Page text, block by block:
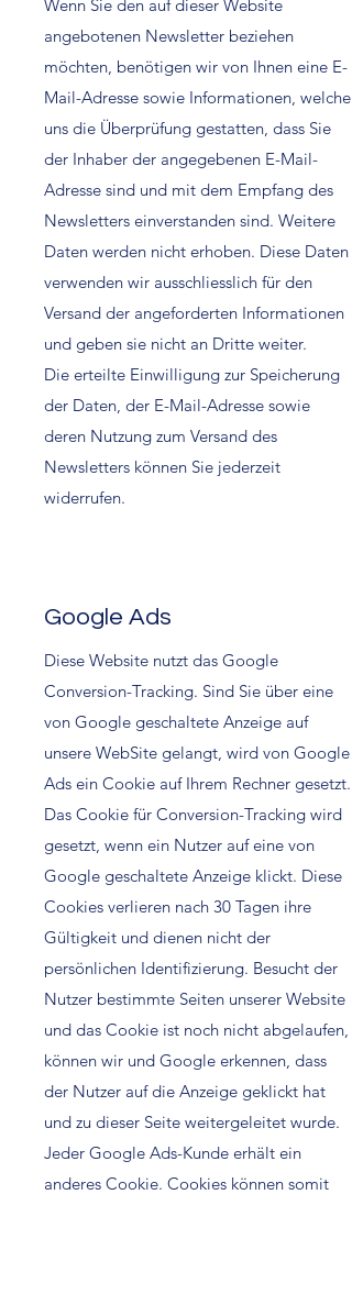
Wenn Sie den auf dieser Website
angebotenen Newsletter beziehen
möchten, benötigen wir von Ihnen eine E-
Mail-Adresse sowie Informationen, welche
uns die Überprüfung gestatten, dass Sie
der Inhaber der angegebenen E-Mail-
Adresse sind und mit dem Empfang des
Newsletters einverstanden sind. Weitere
Daten werden nicht erhoben. Diese Daten
verwenden wir ausschliesslich für den
Versand der angeforderten Informationen
und geben sie nicht an Dritte weiter.
Die erteilte Einwilligung zur Speicherung
der Daten, der E-Mail-Adresse sowie
deren Nutzung zum Versand des
Newsletters können Sie jederzeit
widerrufen.
Google Ads
Diese Website nutzt das Google
Conversion-Tracking. Sind Sie über eine
von Google geschaltete Anzeige auf
unsere WebSite gelangt, wird von Google
Ads ein Cookie auf Ihrem Rechner gesetzt.
Das Cookie für Conversion-Tracking wird
gesetzt, wenn ein Nutzer auf eine von
Google geschaltete Anzeige klickt. Diese
Cookies verlieren nach 30 Tagen ihre
Gültigkeit und dienen nicht der
persönlichen Identifizierung. Besucht der
Nutzer bestimmte Seiten unserer Website
und das Cookie ist noch nicht abgelaufen,
können wir und Google erkennen, dass
der Nutzer auf die Anzeige geklickt hat
und zu dieser Seite weitergeleitet wurde.
Jeder Google Ads-Kunde erhält ein
anderes Cookie. Cookies können somit